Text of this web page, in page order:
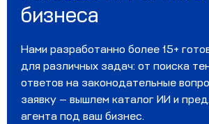
бизнеса
Нами разработанно более 15+
для различных задач: от поиска
ответов на законодательные
заявку — вышлем каталог ИИ и
агента под ваш бизнес.